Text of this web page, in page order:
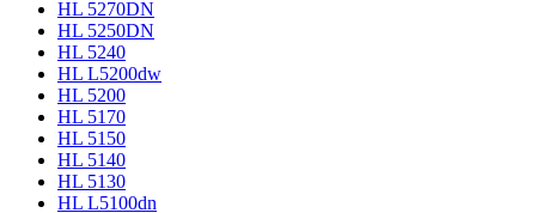
HL 5270DN
HL 5250DN
HL 5240
HL L5200dw
HL 5200
HL 5170
HL 5150
HL 5140
HL 5130
HL L5100dn